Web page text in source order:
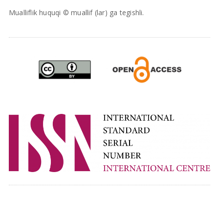
Mualliflik huquqi © muallif (lar) ga tegishli.